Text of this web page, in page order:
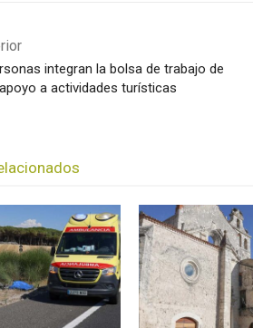
integran la bolsa de trabajo de
a actividades turísticas